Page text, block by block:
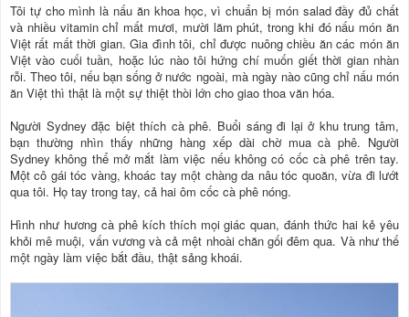
Tôi tự cho mình là nấu ăn khoa học, vì chuẩn bị món salad đầy đủ chất
và nhiều vitamin chỉ mất mươi, mười lăm phút, trong khi đó nấu món ăn
Việt rất mất thời gian. Gia đình tôi, chỉ được nuông chiều ăn các món ăn
Việt vào cuối tuần, hoặc lúc nào tôi hứng chí muốn giết thời gian nhàn
rỗi. Theo tôi, nếu bạn sống ở nước ngoài, mà ngày nào cũng chỉ nấu món
ăn Việt thì thật là một sự thiệt thòi lớn cho giao thoa văn hóa.
Người Sydney đặc biệt thích cà phê. Buổi sáng đi lại ở khu trung tâm,
bạn thường nhìn thấy những hàng xếp dài chờ mua cà phê. Người
Sydney không thể mở mắt làm việc nếu không có cốc cà phê trên tay.
Một cô gái tóc vàng, khoác tay một chàng da nâu tóc quoăn, vừa đi lướt
qua tôi. Họ tay trong tay, cả hai ôm cốc cà phê nóng.
Hình như hương cà phê kích thích mọi giác quan, đánh thức hai kẻ yêu
khỏi mê muội, vấn vương và cả mệt nhoài chăn gối đêm qua. Và như thế
một ngày làm việc bắt đầu, thật sảng khoái.